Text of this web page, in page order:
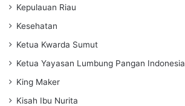
Kepulauan Riau
Kesehatan
Ketua Kwarda Sumut
Ketua Yayasan Lumbung Pangan Indonesia
King Maker
Kisah Ibu Nurita